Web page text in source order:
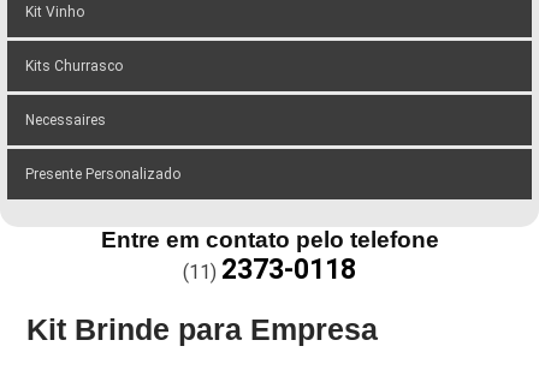
Kit Vinho
Kits Churrasco
Necessaires
Presente Personalizado
Entre em contato pelo telefone
(11) 2373-0118
Kit Brinde para Empresa